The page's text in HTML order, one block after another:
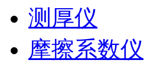
测厚仪
摩擦系数仪